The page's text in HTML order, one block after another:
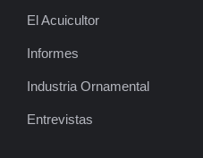
El Acuicultor
Informes
Industria Ornamental
Entrevistas